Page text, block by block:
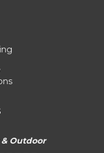
Outdoor